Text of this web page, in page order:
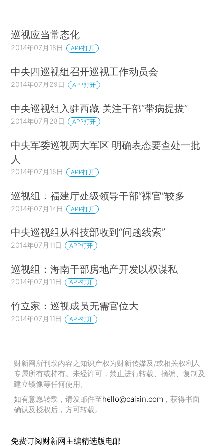
巡视应当常态化
2014年07月18日 APP打开
中央四巡视组召开巡视工作动员会
2014年07月29日 APP打开
中央巡视组入驻西藏 关注干部“带病提拔”
2014年07月28日 APP打开
中央军委巡视两大军区 明确表态要查处一批
人
2014年07月16日 APP打开
巡视组：福建厅处级领导干部“裸官”较多
2014年07月14日 APP打开
中央巡视组从科技部收到“问题线索”
2014年07月11日 APP打开
巡视组：海南干部房地产开发以权谋私
2014年07月11日 APP打开
竹立家：巡视成员无需官位大
2014年07月11日 APP打开
财新网所刊载内容之知识产权为财新传媒及/或相关权利人
专属所有或持有。未经许可，禁止进行转载、摘编、复制及
建立镜像等任何使用。
如有意愿转载，请发邮件至hello@caixin.com ，获得书面
确认及授权后，方可转载。
免费订阅财新网主编精选版电邮